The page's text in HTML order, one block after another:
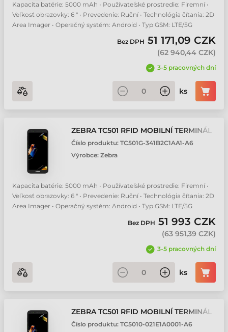
Kapacita batérie: 5000 mAh • Používateľské prostredie: Firemní •
Veľkosť obrazovky: 6 " • Prevedenie: Ruční • Technológia čítania: 2D
Area Imager • Operačný systém: Android • Typ GSM: LTE/5G
Bez DPH 51 171,09 CZK
(62 940,44 CZK)
3-5 pracovných dní
ks
ZEBRA TC501 RFID MOBILNÍ TERMINÁL
Číslo produktu: TC501G-341B2C1AA1-A6
Výrobce: Zebra
Kapacita batérie: 5000 mAh • Používateľské prostredie: Firemní •
Veľkosť obrazovky: 6 " • Prevedenie: Ruční • Technológia čítania: 2D
Area Imager • Operačný systém: Android • Typ GSM: LTE/5G
Bez DPH 51 993 CZK
(63 951,39 CZK)
3-5 pracovných dní
ks
ZEBRA TC501 RFID MOBILNÍ TERMINÁL
Číslo produktu: TC5010-021E1A0001-A6